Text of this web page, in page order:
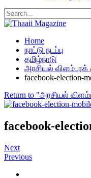
Home
நாட்டு நடப்பு
தமிழ்நாடு
அரசியல் விளம்பரக்
facebook-election-
Return to "அரசியல்
facebook-
Next
Previous